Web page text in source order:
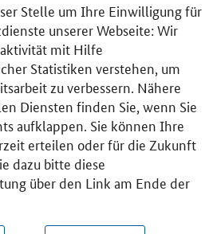
Stelle um Ihre Einwilligung für
unserer Webseite: Wir
mit Hilfe
Statistiken verstehen, um
zu verbessern. Nähere
Diensten finden Sie, wenn Sie
aufklappen. Sie können Ihre
erteilen oder für die Zukunft
dazu bitte diese
über den Link am Ende der